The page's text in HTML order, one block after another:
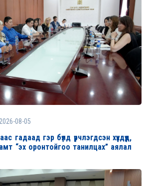
2026-08-05
гадаад гэр бүлд үрчлэгдсэн хүүхдүүд,
“эх оронтойгоо танилцах” аялал